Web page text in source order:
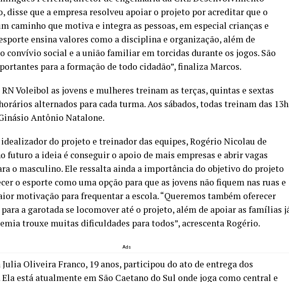
disse que a empresa resolveu apoiar o projeto por acreditar que o
caminho que motiva e integra as pessoas, em especial crianças e
ensina valores como a disciplina e organização, além de
convívio social e a união familiar em torcidas durante os jogos. São
para a formação de todo cidadão”, finaliza Marcos.
Voleibol as jovens e mulheres treinam as terças, quintas e sextas
alternados para cada turma. Aos sábados, todas treinam das 13h
Antônio Natalone.
idealizador do projeto e treinador das equipes, Rogério Nicolau de
futuro a ideia é conseguir o apoio de mais empresas e abrir vagas
o masculino. Ele ressalta ainda a importância do objetivo do projeto
o esporte como uma opção para que as jovens não fiquem nas ruas e
motivação para frequentar a escola. “Queremos também oferecer
a garotada se locomover até o projeto, além de apoiar as famílias
trouxe muitas dificuldades para todos”, acrescenta Rogério.
Ads
Oliveira Franco, 19 anos, participou do ato de entrega dos
está atualmente em São Caetano do Sul onde joga como central e